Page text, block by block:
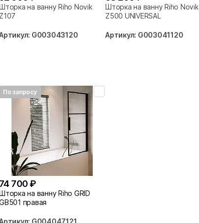
на ванну Riho Novik
Z107
G003043120
Шторка на ванну Riho Novik
Z500 UNIVERSAL
Артикул: G003041120
По запросу
74 700 ₽
на ванну Riho GRID
правая
G004047121